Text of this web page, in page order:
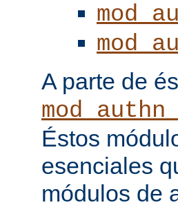
A parte de
Éstos
esenciales
módulos de